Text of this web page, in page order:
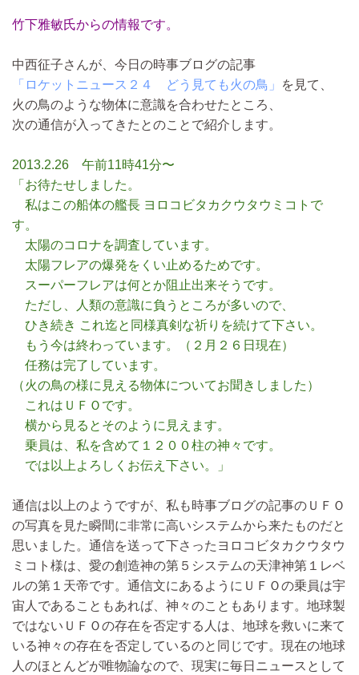
竹下雅敏氏からの情報です。
中西征子さんが、今日の時事ブログの記事
「ロケットニュース２４ どう見ても火の鳥」
を見て、
火の鳥のような物体に意識を合わせたところ、
次の通信が入ってきたとのことで紹介します。
2013.2.26 午前11時41分〜
「お待たせしました。
私はこの船体の艦長 ヨロコビタカクウタウミコトで
す。
太陽のコロナを調査しています。
太陽フレアの爆発をくい止めるためです。
スーパーフレアは何とか阻止出来そうです。
ただし、人類の意識に負うところが多いので、
ひき続き これ迄と同様真剣な祈りを続けて下さい。
もう今は終わっています。（２月２６日現在）
任務は完了しています。
（火の鳥の様に見える物体についてお聞きしました）
これはＵＦＯです。
横から見るとそのように見えます。
乗員は、私を含めて１２００柱の神々です。
では以上よろしくお伝え下さい。」
通信は以上のようですが、私も時事ブログの記事のＵＦＯ
の写真を見た瞬間に非常に高いシステムから来たものだと
思いました。通信を送って下さったヨロコビタカクウタウ
ミコト様は、愛の創造神の第５システムの天津神第１レベ
ルの第１天帝です。通信文にあるようにＵＦＯの乗員は宇
宙人であることもあれば、神々のこともあります。地球製
ではないＵＦＯの存在を否定する人は、地球を救いに来て
いる神々の存在を否定しているのと同じです。現在の地球
人のほとんどが唯物論なので、現実に毎日ニュースとして